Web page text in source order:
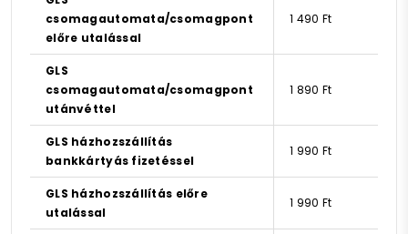
csomagautomata/csomagpont
előre utalással
1 490 Ft
GLS
csomagautomata/csomagpont
utánvéttel
1 890 Ft
GLS házhozszállítás
bankkártyás fizetéssel
1 990 Ft
GLS házhozszállítás előre
utalással
1 990 Ft